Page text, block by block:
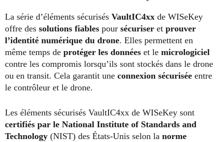
La série d’éléments sécurisés VaultIC4xx de WISeKey
offre des solutions fiables pour sécuriser et prouver
l’identité numérique du drone. Elles permettent en
même temps de protéger les données et le micrologiciel
contre les compromis lorsqu’ils sont stockés dans le drone
ou en transit. Cela garantit une connexion sécurisée entre
le contrôleur et le drone.
Les éléments sécurisés VaultIC4xx de WISeKey sont
certifiés par le National Institute of Standards and
Technology (NIST) des États-Unis selon la norme